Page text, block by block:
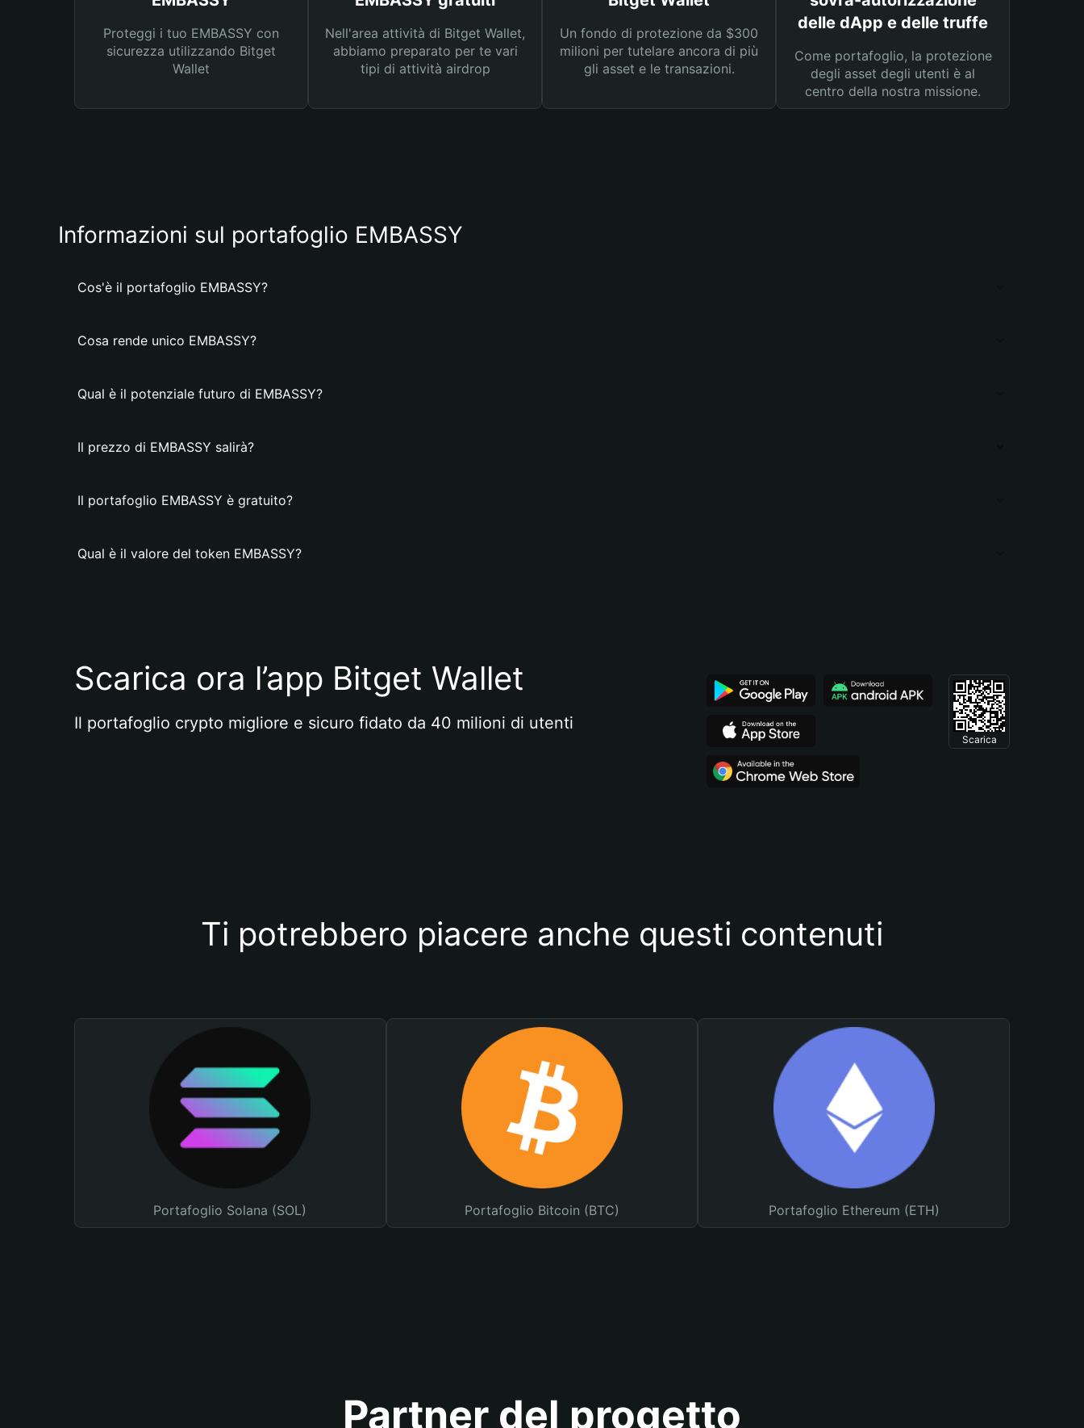
Proteggi i tuo EMBASSY con
sicurezza utilizzando Bitget
Wallet
Nell'area attività di Bitget Wallet,
abbiamo preparato per te vari
tipi di attività airdrop
Un fondo di protezione da $300
milioni per tutelare ancora di più
gli asset e le transazioni.
delle dApp e delle truffe
Come portafoglio, la protezione
degli asset degli utenti è al
centro della nostra missione.
Informazioni sul portafoglio EMBASSY
Cos'è il portafoglio EMBASSY?
Cosa rende unico EMBASSY?
Qual è il potenziale futuro di EMBASSY?
Il prezzo di EMBASSY salirà?
Il portafoglio EMBASSY è gratuito?
Qual è il valore del token EMBASSY?
Scarica ora l’app Bitget Wallet
Il portafoglio crypto migliore e sicuro fidato da 40 milioni di utenti
Scarica
Ti potrebbero piacere anche questi contenuti
Portafoglio Solana (SOL) Portafoglio Bitcoin (BTC) Portafoglio Ethereum (ETH)
Partner del progetto